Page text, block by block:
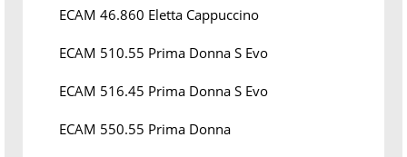
ECAM 46.860 Eletta Cappuccino
ECAM 510.55 Prima Donna S Evo
ECAM 516.45 Prima Donna S Evo
ECAM 550.55 Prima Donna